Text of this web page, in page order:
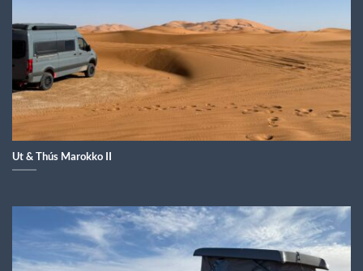
Ut & Thús Marokko II